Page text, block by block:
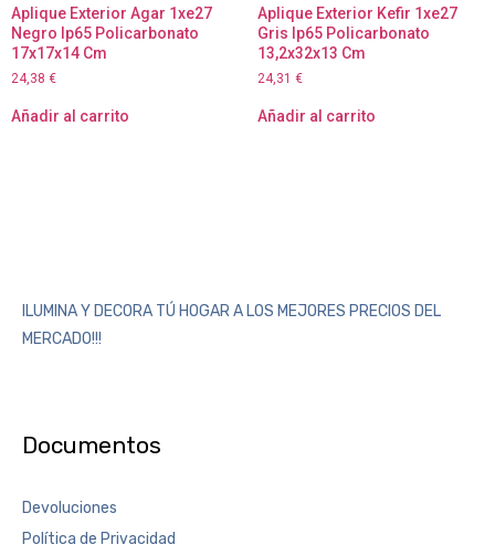
Aplique Exterior Agar 1xe27
Negro Ip65 Policarbonato
17x17x14 Cm
24,38 €
Añadir al carrito
Aplique Exterior Kefir 1xe27
Gris Ip65 Policarbonato
13,2x32x13 Cm
24,31 €
Añadir al carrito
ILUMINA Y DECORA TÚ HOGAR A LOS MEJORES PRECIOS DEL
MERCADO!!!
Documentos
Devoluciones
Política de Privacidad